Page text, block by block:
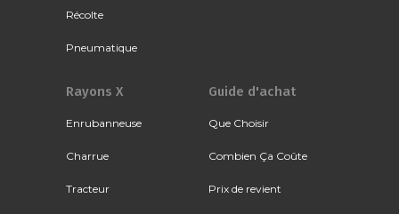
Récolte
Pneumatique
Rayons X
Enrubanneuse
Charrue
Tracteur
Guide d'achat
Que Choisir
Combien Ça Coûte
Prix de revient